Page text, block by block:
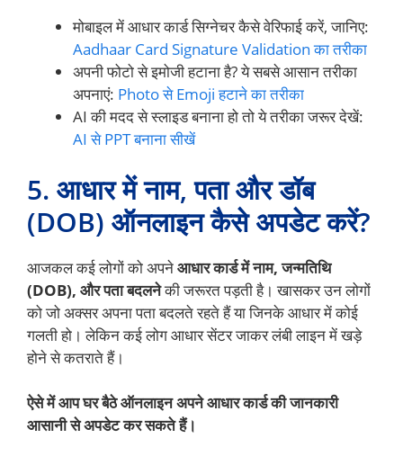
मोबाइल में आधार कार्ड सिग्नेचर कैसे वेरिफाई करें, जानिए:
Aadhaar Card Signature Validation का तरीका
अपनी फोटो से इमोजी हटाना है? ये सबसे आसान तरीका
अपनाएं: Photo से Emoji हटाने का तरीका
AI की मदद से स्लाइड बनाना हो तो ये तरीका जरूर देखें:
AI से PPT बनाना सीखें
5. आधार में नाम, पता और डॉब
(DOB) ऑनलाइन कैसे अपडेट करें?
आजकल कई लोगों को अपनेआधार कार्ड में नाम, जन्मतिथि
(DOB), और पता बदलनेकी जरूरत पड़ती है। खासकर उन लोगों
को जो अक्सर अपना पता बदलते रहते हैं या जिनके आधार में कोई
गलती हो। लेकिन कई लोग आधार सेंटर जाकर लंबी लाइन में खड़े
होने से कतराते हैं।
ऐसे में आप घर बैठे ऑनलाइन अपने आधार कार्ड की जानकारी
आसानी से अपडेट कर सकते हैं।